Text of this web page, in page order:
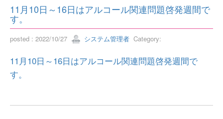
11月10日～16日はアルコール関連問題啓発週間で
す。
posted : 2022/10/27 システム管理者 Category:
11月10日～16日はアルコール関連問題啓発週間で
す。